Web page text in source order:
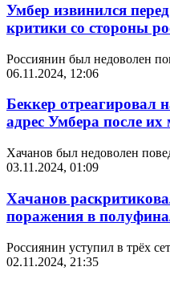
Умбер извинился
критики со стороны
Россиянин был недоволен
06.11.2024, 12:06
Беккер отреагировал
адрес Умбера после
Хачанов был недоволен
03.11.2024, 01:09
Хачанов
поражения в
Россиянин уступил в трёх
02.11.2024, 21:35